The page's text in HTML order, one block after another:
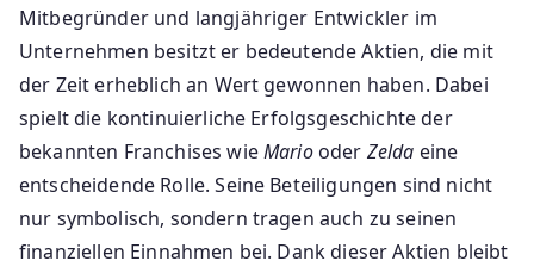
Mitbegründer und langjähriger Entwickler im
Unternehmen besitzt er bedeutende Aktien, die mit
der Zeit erheblich an Wert gewonnen haben. Dabei
spielt die kontinuierliche Erfolgsgeschichte der
bekannten Franchises wieMariooder Zelda eine
entscheidende Rolle. Seine Beteiligungen sind nicht
nur symbolisch, sondern tragen auch zu seinen
finanziellen Einnahmen bei. Dank dieser Aktien bleibt